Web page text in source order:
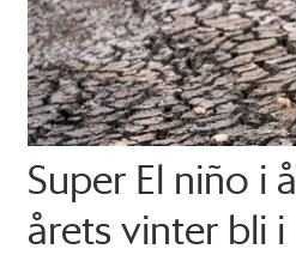
Super El niño i
årets vinter bli